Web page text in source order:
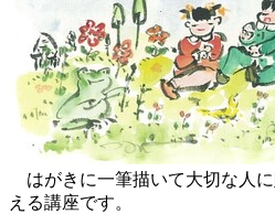
はがきに一筆描いて大切な人
える講座です。